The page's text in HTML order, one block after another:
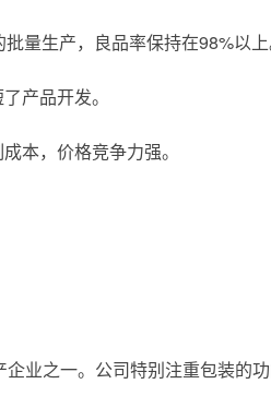
量生产，良品率保持在98%以上
产品开发。
本，价格竞争力强。
业之一。公司特别注重包装的